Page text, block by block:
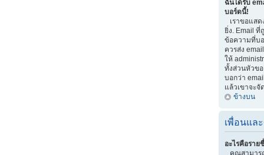
ฉันได้รับ
บอร์ดนี้!
เราขอแสด
ยิ่ง. Email ที่
ข้อความที่บ
ควรส่ง
ให้
ทั้งส่วนหัวข
บอกว่า
แล้วเขาจะจั
ข้างบน
เพื่อนแล
อะไรคือรา
คุณสามาร